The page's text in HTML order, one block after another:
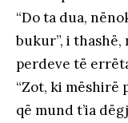
“Do ta dua,
bukur”, i
perdeve të
“Zot, ki mëshirë
që mund t’ia